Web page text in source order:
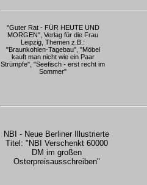
"Guter Rat - FÜR HEUTE UND
MORGEN", Verlag für die Frau
Leipzig, Themen z.B.:
"Braunkohlen-Tagebau", "Möbel
kauft man nicht wie ein Paar
Strümpfe", "Seefisch - erst recht im
Sommer"
NBI - Neue Berliner Illustrierte
Titel: "NBI Verschenkt 60000
DM im großen
Osterpreisausschreiben"